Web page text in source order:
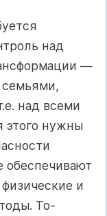
над
—
семьями,
над всеми
этого нужны
обеспечивают
и
То­